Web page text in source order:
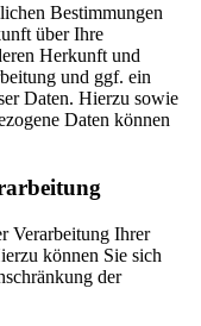
Bestimmungen
über Ihre
Herkunft und
und ggf. ein
Daten. Hierzu sowie
Daten können
Verarbeitung Ihrer
können Sie sich
der